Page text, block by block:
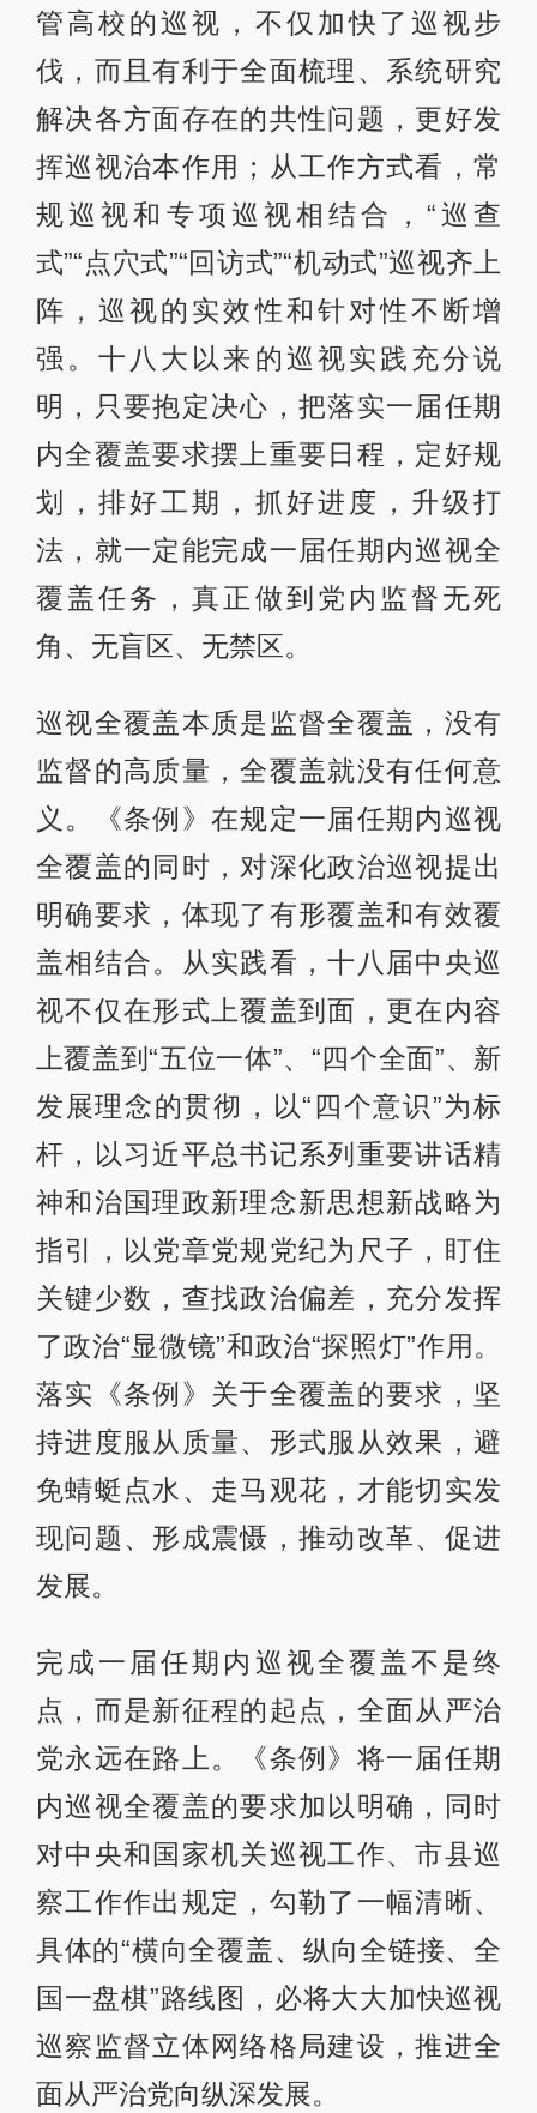
管高校的巡视，不仅加快了巡视步
伐，而且有利于全面梳理、系统研究
解决各方面存在的共性问题，更好发
挥巡视治本作用；从工作方式看，常
规巡视和专项巡视相结合，“巡查
式”“点穴式”“回访式”“机动式”巡视齐上
阵，巡视的实效性和针对性不断增
强。十八大以来的巡视实践充分说
明，只要抱定决心，把落实一届任期
内全覆盖要求摆上重要日程，定好规
划，排好工期，抓好进度，升级打
法，就一定能完成一届任期内巡视全
覆盖任务，真正做到党内监督无死
角、无盲区、无禁区。
巡视全覆盖本质是监督全覆盖，没有
监督的高质量，全覆盖就没有任何意
义。《条例》在规定一届任期内巡视
全覆盖的同时，对深化政治巡视提出
明确要求，体现了有形覆盖和有效覆
盖相结合。从实践看，十八届中央巡
视不仅在形式上覆盖到面，更在内容
上覆盖到“五位一体”、“四个全面”、新
发展理念的贯彻，以“四个意识”为标
杆，以习近平总书记系列重要讲话精
神和治国理政新理念新思想新战略为
指引，以党章党规党纪为尺子，盯住
关键少数，查找政治偏差，充分发挥
了政治“显微镜”和政治“探照灯”作用。
落实《条例》关于全覆盖的要求，坚
持进度服从质量、形式服从效果，避
免蜻蜓点水、走马观花，才能切实发
现问题、形成震慑，推动改革、促进
发展。
完成一届任期内巡视全覆盖不是终
点，而是新征程的起点，全面从严治
党永远在路上。《条例》将一届任期
内巡视全覆盖的要求加以明确，同时
对中央和国家机关巡视工作、市县巡
察工作作出规定，勾勒了一幅清晰、
具体的“横向全覆盖、纵向全链接、全
国一盘棋”路线图，必将大大加快巡视
巡察监督立体网络格局建设，推进全
面从严治党向纵深发展。